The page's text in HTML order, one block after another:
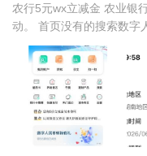
农行5元wx立减金 农业银
动。 首页没有的搜索数字